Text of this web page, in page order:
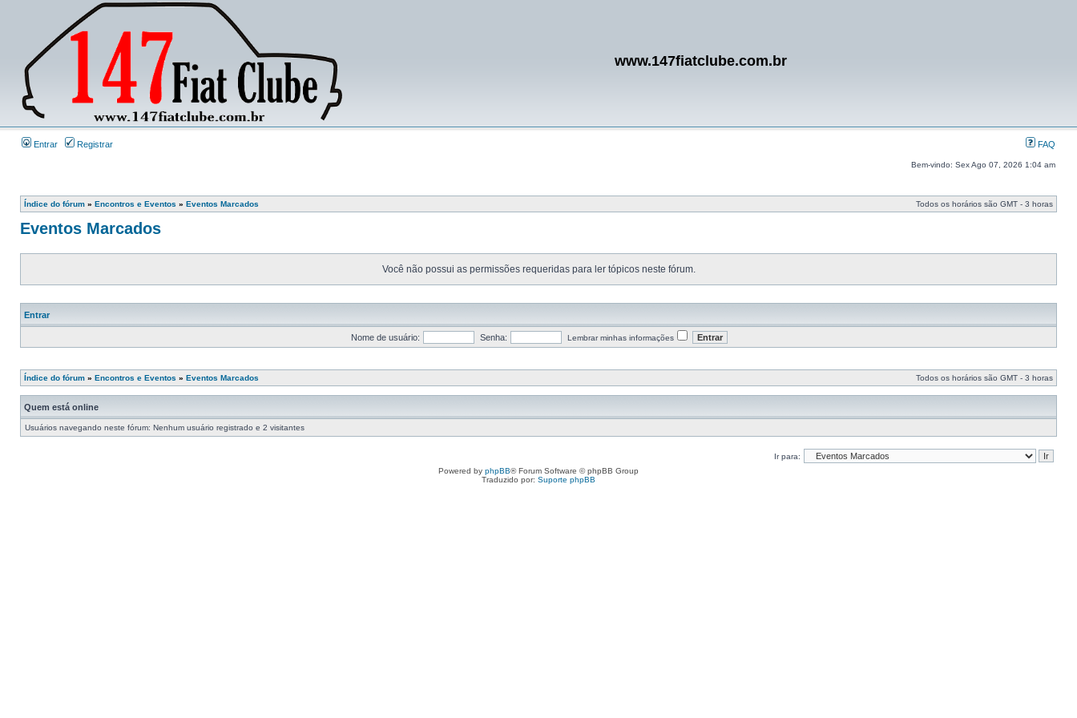
www.147fiatclube.com.br
Entrar Registrar FAQ
Bem-vindo: Sex Ago 07, 2026 1:04 am
Índice do fórum » Encontros e Eventos » Eventos Marcados Todos os horários são GMT - 3 horas
Eventos Marcados
Você não possui as permissões requeridas para ler tópicos neste fórum.
Entrar
Nome de usuário: Senha: Lembrar minhas informações
Índice do fórum » Encontros e Eventos » Eventos Marcados Todos os horários são GMT - 3 horas
Quem está online
Usuários navegando neste fórum: Nenhum usuário registrado e 2 visitantes
Ir para:
Powered by phpBB® Forum Software © phpBB Group
Traduzido por: Suporte phpBB